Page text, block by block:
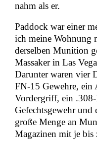
nahm als er.
Paddock war einer
ich meine Wohnung
derselben Munition
Massaker in Las
Darunter waren vier
FN-15 Gewehre,
Vordergriff, ein
Gefechtsgewehr
große Menge an
Magazinen mit je bis